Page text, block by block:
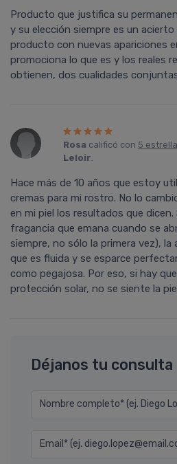
Producto que justifica su
y su elección siempre es un
producto con nuevas apariciones
promociona lo que es y los reales
obtienen, dos cualidades
Rosa calificó con 5
Leloir.
Hace más de 10 años que estoy
cremas para mi rostro. No lo
en mi piel los resultados que
fragancia que emana cuando se
siempre, no sólo la primera vez),
que es fluida y se esparce
como pegajosa. Por eso, si hay
protección solar, no se siente la
Déjanos tu consulta
Nombre completo* (ej. Diego
Email* (ej.